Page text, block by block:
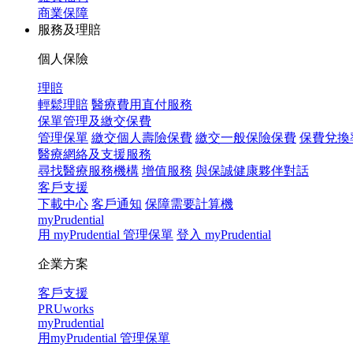
商業保障
服務及理賠
個人保險
理賠
輕鬆理賠 醫療費用直付服務
保單管理及繳交保費
管理保單 繳交個人壽險保費 繳交一般保險保費 保費兌換
醫療網絡及支援服務
尋找醫療服務機構 增值服務 與保誠健康夥伴對話
客戶支援
下載中心 客戶通知 保障需要計算機
myPrudential
用 myPrudential 管理保單 登入 myPrudential
企業方案
客戶支援
PRUworks
myPrudential
用myPrudential 管理保單